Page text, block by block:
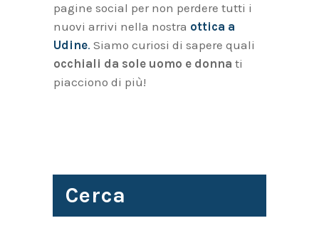
pagine social per non perdere tutti i
nuovi arrivi nella nostra ottica a
Udine. Siamo curiosi di sapere quali
occhiali da sole uomo e donna ti
piacciono di più!
Cerca